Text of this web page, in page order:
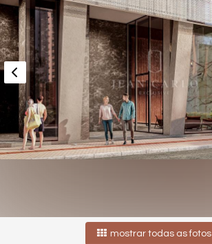
mostrar todas as fotos